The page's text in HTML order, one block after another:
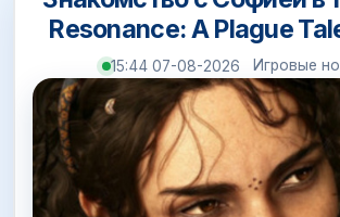
Resonance: A Plague
15:44 07-08-2026 Игровые